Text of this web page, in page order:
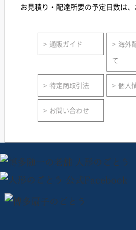
お見積り・配達所要の予定日数は、
通販ガイド
海外
て
特定商取引法 個人
お問い合わせ